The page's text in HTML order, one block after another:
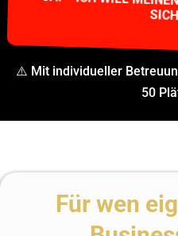
⚠️ Mit individueller
50
Für wen